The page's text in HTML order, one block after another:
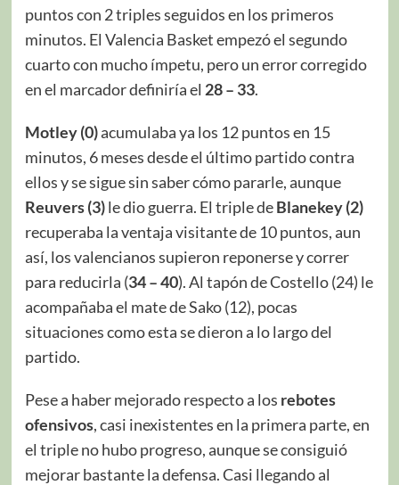
puntos con 2 triples seguidos en los primeros
minutos. El Valencia Basket empezó el segundo
cuarto con mucho ímpetu, pero un error corregido
en el marcador definiría el 28 – 33.
Motley (0)acumulaba ya los 12 puntos en 15
minutos, 6 meses desde el último partido contra
ellos y se sigue sin saber cómo pararle, aunque
Reuvers (3)le dio guerra. El triple deBlanekey (2)
recuperaba la ventaja visitante de 10 puntos, aun
así, los valencianos supieron reponerse y correr
para reducirla (34 – 40). Al tapón de Costello (24) le
acompañaba el mate de Sako (12), pocas
situaciones como esta se dieron a lo largo del
partido.
Pese a haber mejorado respecto a los rebotes
ofensivos, casi inexistentes en la primera parte, en
el triple no hubo progreso, aunque se consiguió
mejorar bastante la defensa. Casi llegando al